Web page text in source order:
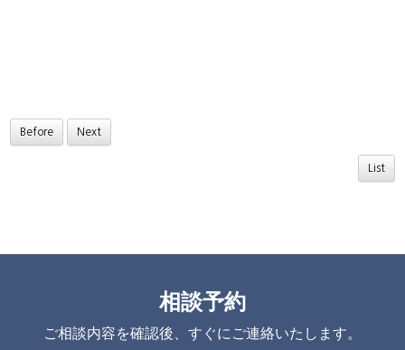
Before Next
List
相談予約
ご相談内容を確認後、すぐにご連絡いたします。